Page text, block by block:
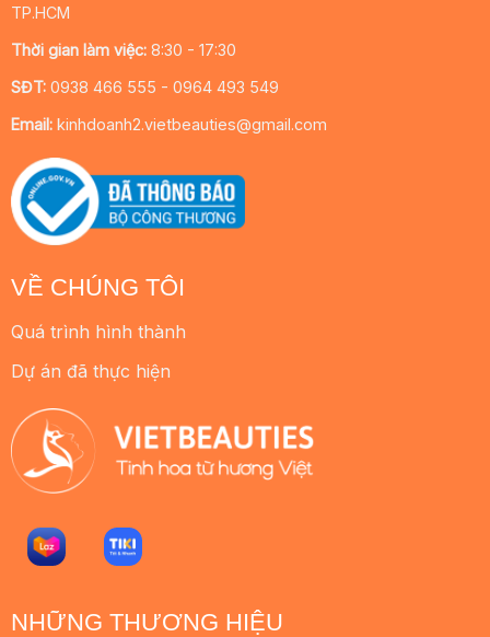
VỀ CHÚNG TÔI
Quá trình hình thành
Dự án đã thực hiện
NHỮNG THƯƠNG HIỆU
TP.HCM
Thời gian làm việc:8:30 - 17:30
SĐT:0938 466 555 - 0964 493 549
Email:kinhdoanh2.vietbeauties@gmail.com